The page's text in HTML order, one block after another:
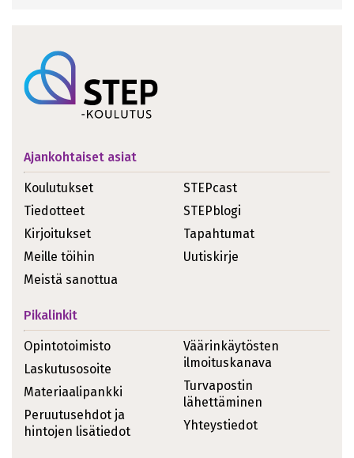
Ajankohtaiset asiat
Koulutukset
Tiedotteet
Kirjoitukset
Meille töihin
Meistä sanottua
STEPcast
STEPblogi
Tapahtumat
Uutiskirje
Pikalinkit
Opintotoimisto
Laskutusosoite
Materiaalipankki
Peruutusehdot ja
hintojen lisätiedot
Väärinkäytösten
ilmoituskanava
Turvapostin
lähettäminen
Yhteystiedot